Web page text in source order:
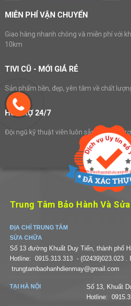
MIỄN PHÍ VẬN CHUYỂN
Giao hàng nhanh chóng và miễn phí với
10km
TIVI CŨ - MỚI GIÁ RẺ
Sản phẩm bền, đẹp, yên tâm về chất
HỖ TRỢ 24/7
Đội ngũ kỹ thuật viên luôn sẵn sàng hỗ
Trung Tâm Bảo Hành Và
ĐỊA CHỈ TRUNG TÂM
SỬA CHỮA
Số 13 đường Khuất Duy Tiến, thành phố
Hotline: 0915.313.313 - (02439)023.023
trungtambaohanhdienmay@gmail.com
TẠI HÀ NỘI
Số 13, Khuất
Hotline: